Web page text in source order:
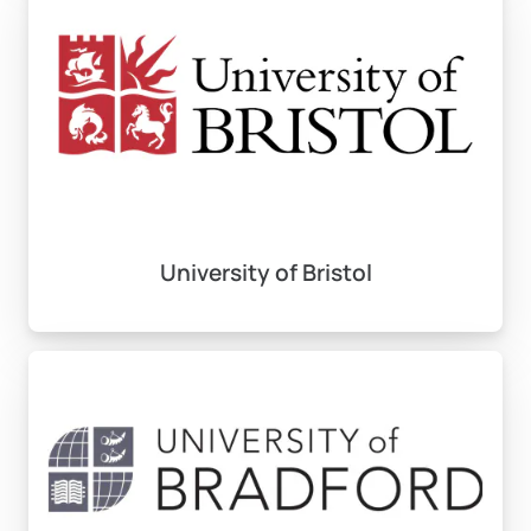
yeterlilik belgesi, akademik referans mektubu ve niyet
mektubu gibi belgeler gereklidir.
İngiltere’de lisans eğitiminin
ancak bazı programlar (örn. tıp, mimarlık) 5-6 yıl
almak için ne kadar maliyet
gerekmektedir?
University of Bristol